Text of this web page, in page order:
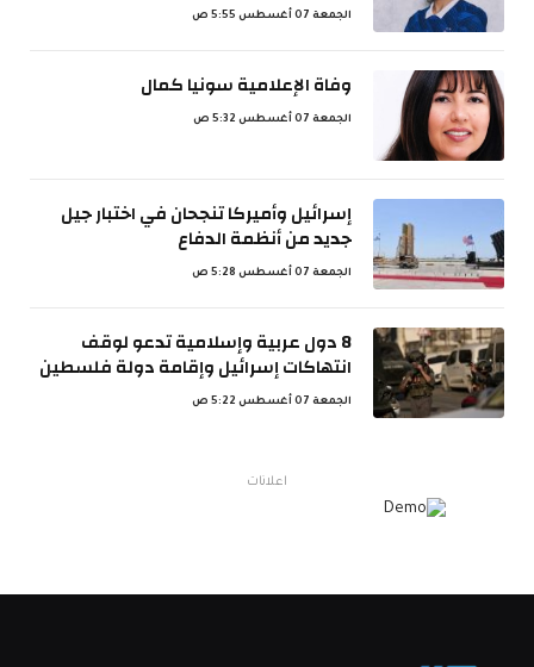
الجمعة 07 أغسطس 5:55 ص
وفاة الإعلامية سونيا كمال
الجمعة 07 أغسطس 5:32 ص
إسرائيل وأميركا تنجحان في اختبار جيل
جديد من أنظمة الدفاع
الجمعة 07 أغسطس 5:28 ص
8 دول عربية وإسلامية تدعو لوقف
انتهاكات إسرائيل وإقامة دولة فلسطين
الجمعة 07 أغسطس 5:22 ص
اعلانات